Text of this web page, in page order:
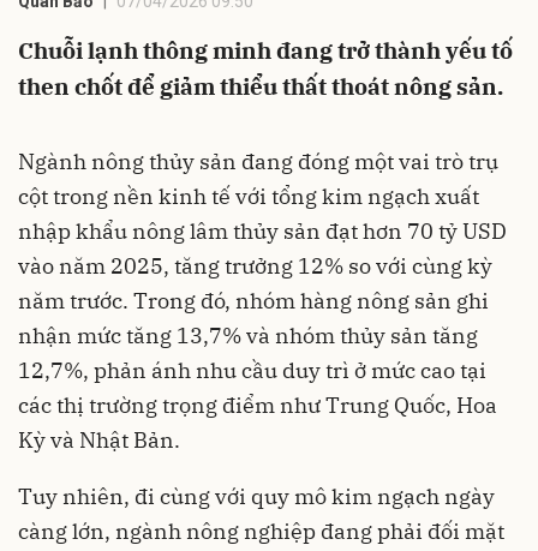
Chuỗi lạnh thông minh đang trở thành yếu tố
then chốt để giảm thiểu thất thoát nông sản.
Ngành nông thủy sản đang đóng một vai trò trụ
cột trong nền kinh tế với tổng kim ngạch xuất
nhập khẩu nông lâm thủy sản đạt hơn 70 tỷ USD
vào năm 2025, tăng trưởng 12% so với cùng kỳ
năm trước. Trong đó, nhóm hàng nông sản ghi
nhận mức tăng 13,7% và nhóm thủy sản tăng
12,7%, phản ánh nhu cầu duy trì ở mức cao tại
các thị trường trọng điểm như Trung Quốc, Hoa
Kỳ và Nhật Bản.
Tuy nhiên, đi cùng với quy mô kim ngạch ngày
càng lớn, ngành nông nghiệp đang phải đối mặt
Hủy